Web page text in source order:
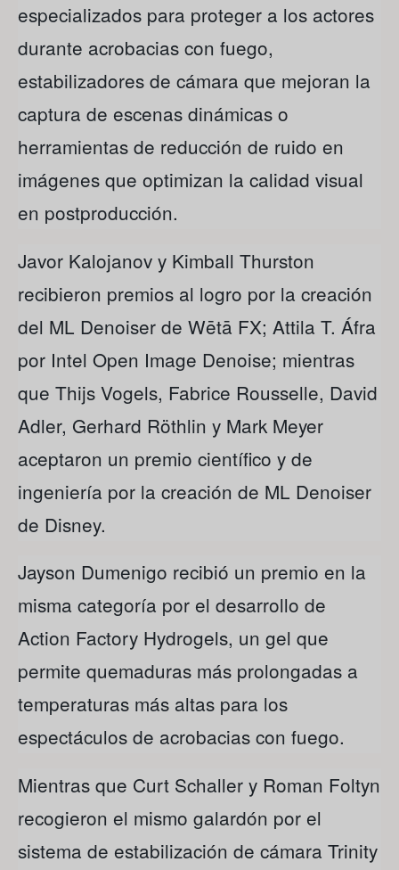
especializados para proteger a los actores
durante acrobacias con fuego,
estabilizadores de cámara que mejoran la
captura de escenas dinámicas o
herramientas de reducción de ruido en
imágenes que optimizan la calidad visual
en postproducción.
Javor Kalojanov y Kimball Thurston
recibieron premios al logro por la creación
del ML Denoiser de Wētā FX; Attila T. Áfra
por Intel Open Image Denoise; mientras
que Thijs Vogels, Fabrice Rousselle, David
Adler, Gerhard Röthlin y Mark Meyer
aceptaron un premio científico y de
ingeniería por la creación de ML Denoiser
de Disney.
Jayson Dumenigo recibió un premio en la
misma categoría por el desarrollo de
Action Factory Hydrogels, un gel que
permite quemaduras más prolongadas a
temperaturas más altas para los
espectáculos de acrobacias con fuego.
Mientras que Curt Schaller y Roman Foltyn
recogieron el mismo galardón por el
sistema de estabilización de cámara Trinity